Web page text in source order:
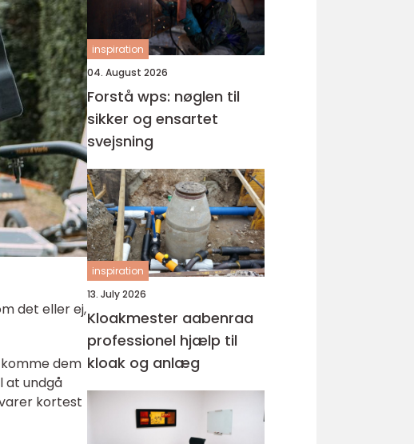
det eller ej,
dem
at undgå
kortest
inspiration
04. August 2026
Forstå wps: nøglen til
sikker og ensartet
svejsning
inspiration
13. July 2026
Kloakmester aabenraa
professionel hjælp til
kloak og anlæg